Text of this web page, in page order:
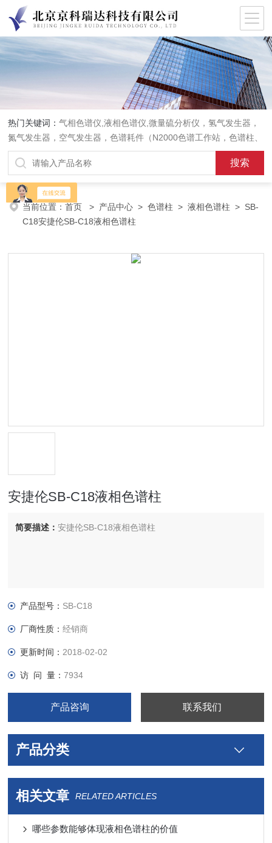
热门关键词：气相色谱仪,液相色谱仪,微量硫分析仪，氢气发生器，
氮气发生器，空气发生器，色谱耗件（N2000色谱工作站，色谱柱、
阀件、进样器、色谱担体），顶空进样器，热解析仪，紫外分光光度
计，原子吸收分光光度计，傅立叶红外光谱仪，分析天平等常规实验
室产品。
当前位置：首页 > 产品中心 >色谱柱 >液相色谱柱 > SB-
C18安捷伦SB-C18液相色谱柱
安捷伦SB-C18液相色谱柱
简要描述：安捷伦SB-C18液相色谱柱
ZORBAX StableBond 色谱柱使用的，*的，单官能团硅烷，其具
有较大的二异丁基（SB-C18）或二异丙基（SB-C8.SB-C3.SB-
到硅胶表面，以避免在底PH条件下水解破坏，为了在酸性流动相
条件下提供良好的稳定性并使寿命Z长，重现性Z，StableBond
产品型号： SB-C18
厂商性质：经销商
更新时间： 2018-02-02
访 问 量：7934
产品咨询 联系我们
产品分类
相关文章 RELATED ARTICLES
哪些参数能够体现液相色谱柱的价值